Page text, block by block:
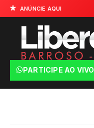
ANÚNCIE AQUI
PARTICIPE AO VIVO